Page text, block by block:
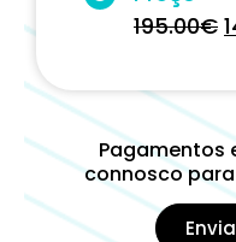
195.00€
Pagamentos
connosco